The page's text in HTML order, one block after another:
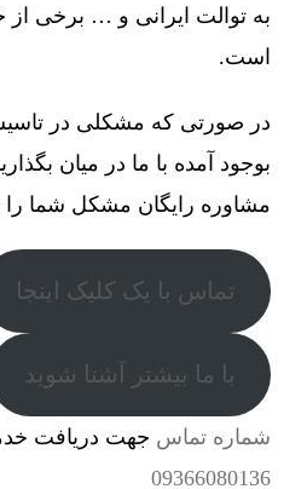
به توالت ایرانی و … برخی
است.
در صورتی که مشکلی در
بوجود آمده با ما در میان
مشاوره رایگان مشکل شما را
تماس با یک کلیک اینجا
با ما بیشتر آشنا شوید
شماره تماس جهت دریافت
09366080136